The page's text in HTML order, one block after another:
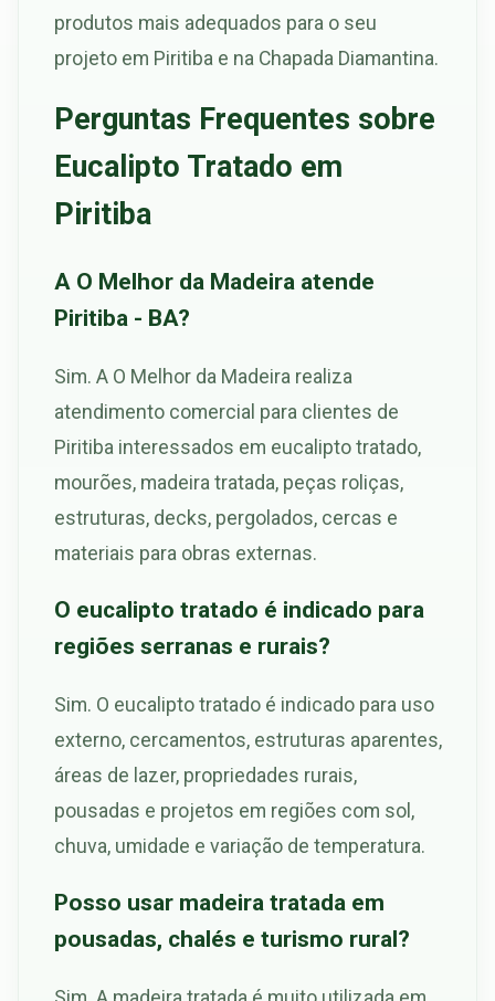
produtos mais adequados para o seu
projeto em Piritiba e na Chapada Diamantina.
Perguntas Frequentes sobre
Eucalipto Tratado em
Piritiba
A O Melhor da Madeira atende
Piritiba - BA?
Sim. A O Melhor da Madeira realiza
atendimento comercial para clientes de
Piritiba interessados em eucalipto tratado,
mourões, madeira tratada, peças roliças,
estruturas, decks, pergolados, cercas e
materiais para obras externas.
O eucalipto tratado é indicado para
regiões serranas e rurais?
Sim. O eucalipto tratado é indicado para uso
externo, cercamentos, estruturas aparentes,
áreas de lazer, propriedades rurais,
pousadas e projetos em regiões com sol,
chuva, umidade e variação de temperatura.
Posso usar madeira tratada em
pousadas, chalés e turismo rural?